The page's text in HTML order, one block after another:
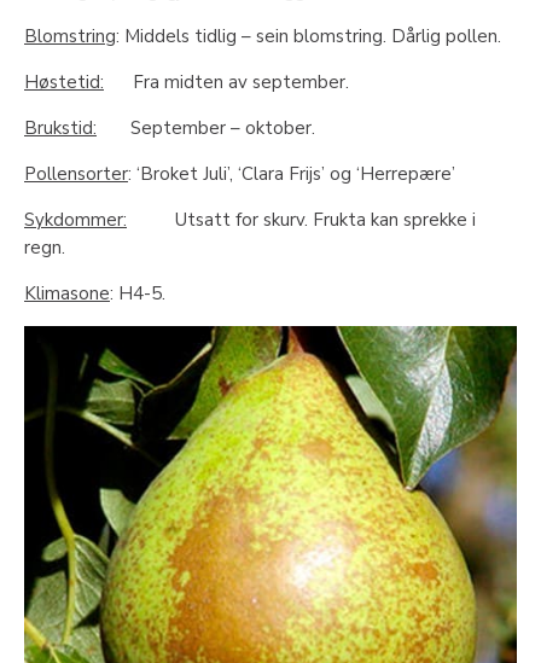
Blomstring: Middels tidlig – sein blomstring. Dårlig pollen.
Høstetid: Fra midten av september.
Brukstid: September – oktober.
Pollensorter: ‘Broket Juli’, ‘Clara Frijs’ og ‘Herrepære’
Sykdommer: Utsatt for skurv. Frukta kan sprekke i
regn.
Klimasone: H4-5.